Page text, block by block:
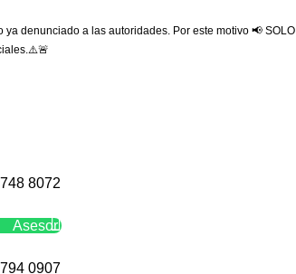
denunciado a las autoridades. Por este motivo 📢
8072
Asesor
0907